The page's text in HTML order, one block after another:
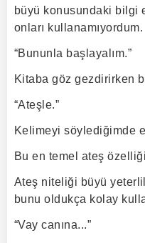
büyü konusundaki bilgi
onları kullanamıyordum.
“Bununla başlayalım.”
Kitaba göz gezdirirken
“Ateşle.”
Kelimeyi söylediğimde
Bu en temel ateş
Ateş niteliği büyü
bunu oldukça kolay
“Vay canına...”